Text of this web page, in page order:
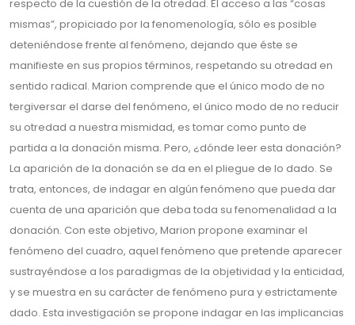
respecto de la cuestión de la otredad. El acceso a las “cosas
mismas”, propiciado por la fenomenología, sólo es posible
deteniéndose frente al fenómeno, dejando que éste se
manifieste en sus propios términos, respetando su otredad en
sentido radical. Marion comprende que el único modo de no
tergiversar el darse del fenómeno, el único modo de no reducir
su otredad a nuestra mismidad, es tomar como punto de
partida a la donación misma. Pero, ¿dónde leer esta donación?
La aparición de la donación se da en el pliegue de lo dado. Se
trata, entonces, de indagar en algún fenómeno que pueda dar
cuenta de una aparición que deba toda su fenomenalidad a la
donación. Con este objetivo, Marion propone examinar el
fenómeno del cuadro, aquel fenómeno que pretende aparecer
sustrayéndose a los paradigmas de la objetividad y la enticidad,
y se muestra en su carácter de fenómeno pura y estrictamente
dado. Esta investigación se propone indagar en las implicancias